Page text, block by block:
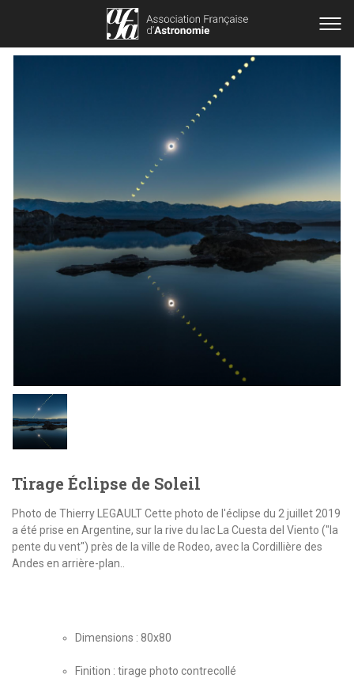
Tirage Éclipse de Soleil
Photo de Thierry LEGAULT Cette photo de l'éclipse du 2 juillet 2019
a été prise en Argentine, sur la rive du lac La Cuesta del Viento ("la
pente du vent") près de la ville de Rodeo, avec la Cordillière des
Andes en arrière-plan..
Dimensions : 80x80
Finition : tirage photo contrecollé